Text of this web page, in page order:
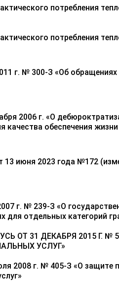
потребления
потребления
г. № 300-З «Об
2006 г. «О
качества обеспечения жизни
13 июня 2023 года №172
г. № 239-З «О
для отдельных категорий
ОТ 31 ДЕКАБРЯ 2015 Г. №
УСЛУГ»
2008 г. № 405-З «О защите